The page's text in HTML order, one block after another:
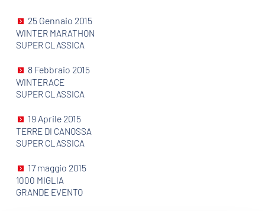
25 Gennaio 2015
WINTER MARATHON
SUPER CLASSICA
8 Febbraio 2015
WINTERACE
SUPER CLASSICA
19 Aprile 2015
TERRE DI CANOSSA
SUPER CLASSICA
17 maggio 2015
1000 MIGLIA
GRANDE EVENTO